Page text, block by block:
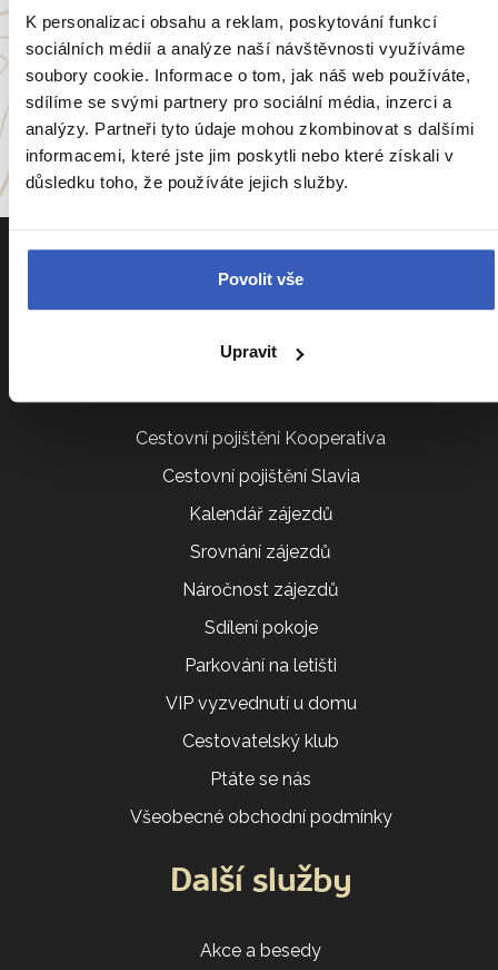
K personalizaci obsahu a reklam, poskytování funkcí
sociálních médií a analýze naší návštěvnosti využíváme
soubory cookie. Informace o tom, jak náš web používáte,
sdílíme se svými partnery pro sociální média, inzerci a
analýzy. Partneři tyto údaje mohou zkombinovat s dalšími
informacemi, které jste jim poskytli nebo které získali v
důsledku toho, že používáte jejich služby.
Povolit vše
Upravit
Itálie Portugalsko
a 54 dalších koutů světa
Informace k zájezdům
Cestovní pojištění Kooperativa
Cestovní pojištění Slavia
Kalendář zájezdů
Srovnání zájezdů
Náročnost zájezdů
Sdílení pokoje
Parkování na letišti
VIP vyzvednutí u domu
Cestovatelský klub
Ptáte se nás
Všeobecné obchodní podmínky
Další služby
Akce a besedy